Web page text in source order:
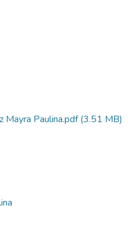
Mayra Paulina.pdf(3.51 MB)